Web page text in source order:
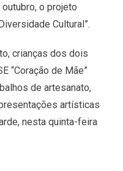
o projeto
Cultural”.
crianças dos dois
“Coração de Mãe”
de artesanato,
artísticas
nesta quinta-feira